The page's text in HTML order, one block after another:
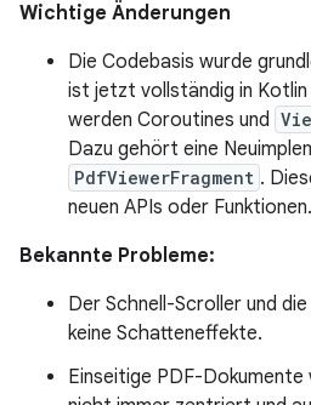
Wichtige Änderungen
Die Codebasis wurde
ist jetzt vollständig in
werden Coroutines und
Dazu gehört eine
PdfViewerFragment .
neuen APIs oder Funktionen.
Bekannte Probleme:
Der Schnell-Scroller und
keine Schatteneffekte.
Einseitige PDF-